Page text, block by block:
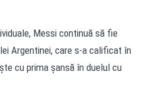
Messi continuă să fie
Argentinei, care s-a calificat în
cu prima șansă în duelul cu